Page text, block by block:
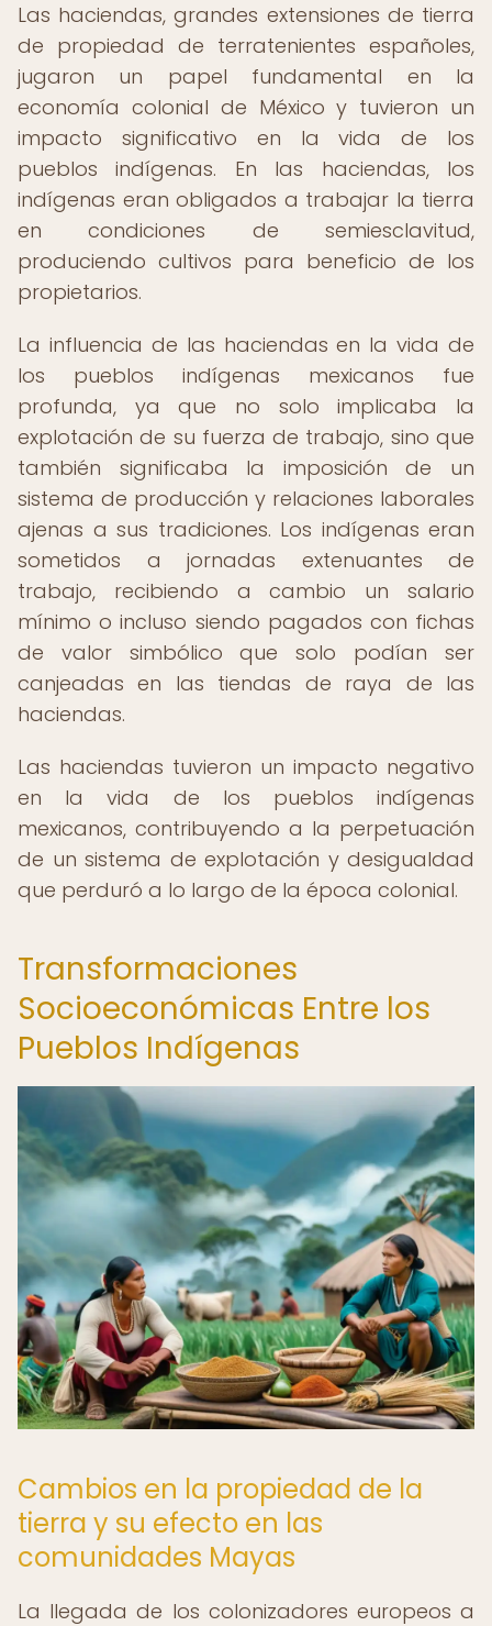
Las haciendas, grandes extensiones de tierra
de propiedad de terratenientes españoles,
jugaron un papel fundamental en la
economía colonial de México y tuvieron un
impacto significativo en la vida de los
pueblos indígenas. En las haciendas, los
indígenas eran obligados a trabajar la tierra
en condiciones de semiesclavitud,
produciendo cultivos para beneficio de los
propietarios.
La influencia de las haciendas en la vida de
los pueblos indígenas mexicanos fue
profunda, ya que no solo implicaba la
explotación de su fuerza de trabajo, sino que
también significaba la imposición de un
sistema de producción y relaciones laborales
ajenas a sus tradiciones. Los indígenas eran
sometidos a jornadas extenuantes de
trabajo, recibiendo a cambio un salario
mínimo o incluso siendo pagados con fichas
de valor simbólico que solo podían ser
canjeadas en las tiendas de raya de las
haciendas.
Las haciendas tuvieron un impacto negativo
en la vida de los pueblos indígenas
mexicanos, contribuyendo a la perpetuación
de un sistema de explotación y desigualdad
que perduró a lo largo de la época colonial.
Transformaciones
Socioeconómicas Entre los
Pueblos Indígenas
Cambios en la propiedad de la
tierra y su efecto en las
comunidades Mayas
La llegada de los colonizadores europeos a